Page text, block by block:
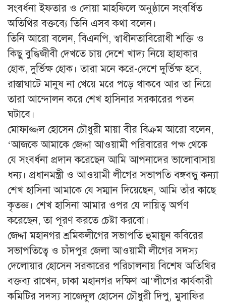
সংবর্ধনা ইফতার ও দোয়া মাহফিলে অনুষ্ঠানে সংবর্ধিত
অতিথির বক্তব্যে তিনি এসব কথা বলেন।
তিনি আরো বলেন, বিএনপি, স্বাধীনতাবিরোধী শক্তি ও
কিছু বুদ্ধিজীবী দেখতে চায় দেশে খাদ্য নিয়ে হাহাকার
হোক, দুর্ভিক্ষ হোক। তারা মনে করে-দেশে দুর্ভিক্ষ হবে,
রাস্তাঘাটে মানুষ না খেয়ে মরে পড়ে থাকবে আর তা নিয়ে
তারা আন্দোলন করে শেখ হাসিনার সরকারের পতন
ঘটাবে।
মোফাজ্জল হোসেন চৌধুরী মায়া বীর বিক্রম আরো বলেন,
‘আজকে আমাকে জেদ্দা আওয়ামী পরিবারের পক্ষ থেকে
যে সংবর্ধনা প্রদান করেছেন আমি আপনাদের ভালোবাসায়
ধন্য। প্রধানমন্ত্রী ও আওয়ামী লীগের সভাপতি বঙ্গবন্ধু কন্যা
শেখ হাসিনা আমাকে যে সম্মান দিয়েছেন, আমি তাঁর কাছে
কৃতজ্ঞ। শেখ হাসিনা আমার ওপর যে দায়িত্ব অর্পণ
করেছেন, তা পূরণ করতে চেষ্টা করবো।
জেদ্দা মহানগর শ্রমিকলীগের সভাপতি হুমায়ুন কবিরের
সভাপতিত্বে ও চাঁদপুর জেলা আওয়ামী লীগের সদস্য
দেলোয়ার হোসেন সরকারের পরিচালনায় বিশেষ অতিথির
বক্তব্য রাখেন, ঢাকা মহানগর দক্ষিণ আ’লীগের কার্যকারী
কমিটির সদস্য সাজেদুল হোসেন চৌধুরী দিপু, মুসাফির